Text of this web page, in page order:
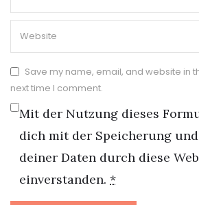
Save my name, email, and website in
next time I comment.
Mit der Nutzung dieses
dich mit der Speicherung
deiner Daten durch diese
einverstanden. *